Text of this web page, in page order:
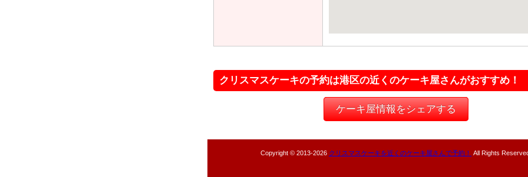
クリスマスケーキの予約は港区の近くのケーキ屋さんがおすすめ！
ケーキ屋情報をシェアする
Copyright © 2013-2026 クリスマスケーキを近くのケーキ屋さんで予約！ All Rights